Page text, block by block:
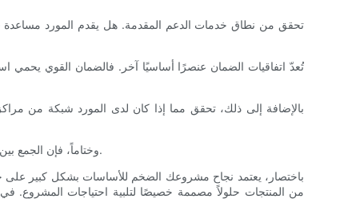
تحقق من نطاق خدمات الدعم المقدمة. هل يقدم المورد مساعدة
تُعدّ اتفاقيات الضمان عنصرًا أساسيًا آخر. فالضمان القوي يحمي
بالإضافة إلى ذلك، تحقق مما إذا كان لدى المورد شبكة من
وختاماً، فإن الجمع بين خدمات الدعم القوية وسياسات الضمان الواضحة يعزز موقفك، ويقلل من المخاطر التشغيلية ويضمن لك وجود حليف موثوق به طوال دورة حياة مشروعك.
باختصار، يعتمد نجاح مشروعك الضخم للأساسات بشكل كبير على
من المنتجات حلولاً مصممة خصيصًا لتلبية احتياجات المشروع. في